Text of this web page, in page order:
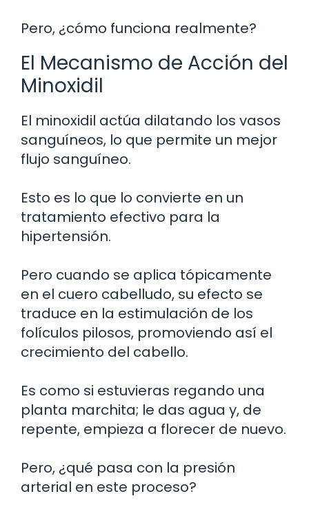
Pero, ¿cómo funciona realmente?
El Mecanismo de Acción del
Minoxidil
El minoxidil actúa dilatando los vasos
sanguíneos, lo que permite un mejor
flujo sanguíneo.
Esto es lo que lo convierte en un
tratamiento efectivo para la
hipertensión.
Pero cuando se aplica tópicamente
en el cuero cabelludo, su efecto se
traduce en la estimulación de los
folículos pilosos, promoviendo así el
crecimiento del cabello.
Es como si estuvieras regando una
planta marchita; le das agua y, de
repente, empieza a florecer de nuevo.
Pero, ¿qué pasa con la presión
arterial en este proceso?